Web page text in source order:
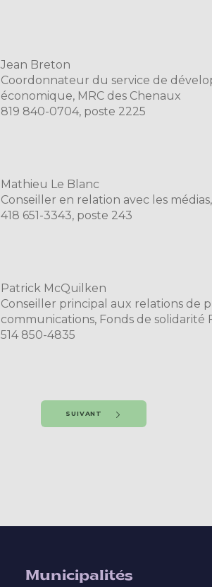
Jean Breton
Coordonnateur du service de
économique, MRC des Chenaux
819 840-0704, poste 2225
Mathieu Le Blanc
Conseiller en relation avec les
418 651-3343, poste 243
Patrick McQuilken
Conseiller principal aux relations de
communications, Fonds de solidarité
514 850-4835
SUIVANT
Municipalités